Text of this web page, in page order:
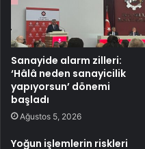
Sanayide alarm zilleri:
‘Hâlâ neden sanayicilik
yapıyorsun’ dönemi
başladı
Ağustos 5, 2026
Yoğun işlemlerin riskleri